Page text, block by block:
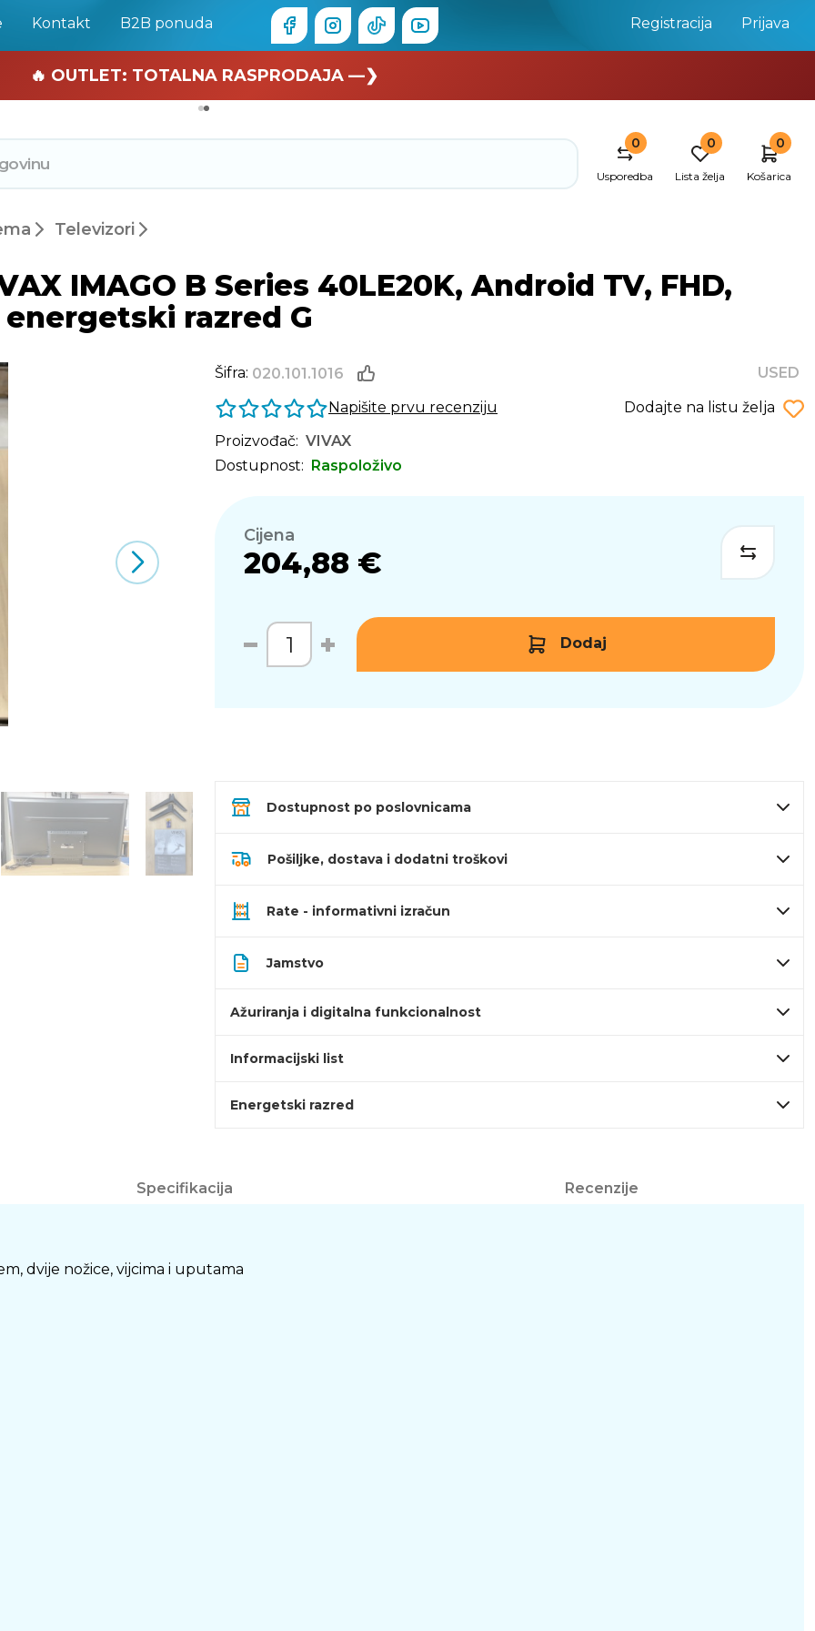
Kontakt B2B ponuda Registracija Prijava
🏄 Zaslužuješ odmor —❯
🔥 OUTLET: TOTALNA RASPRODAJA —❯
0
Usporedba
0
Lista želja
0
Košarica
Televizori
IMAGO B Series 40LE20K, Android TV, FHD,
energetski razred G
Šifra: 020.101.1016
USED
Napišite prvu recenziju
Dodajte na listu želja
Proizvođač: VIVAX
Dostupnost: Raspoloživo
Cijena
204,88 €
Dodaj
Dostupnost po poslovnicama
Pošiljke, dostava i dodatni troškovi
Rate - informativni izračun
Jamstvo
Ažuriranja i digitalna funkcionalnost
Informacijski list
Energetski razred
Specifikacija Recenzije
dvije nožice, vijcima i uputama